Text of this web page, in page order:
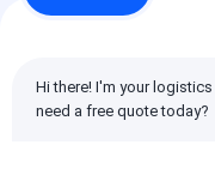
emin
Hi there! I'm your
need a free quote today?